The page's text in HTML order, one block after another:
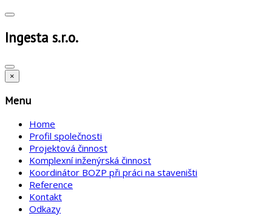
Ingesta s.r.o.
×
Menu
Home
Profil společnosti
Projektová činnost
Komplexní inženýrská činnost
Koordinátor BOZP při práci na staveništi
Reference
Kontakt
Odkazy